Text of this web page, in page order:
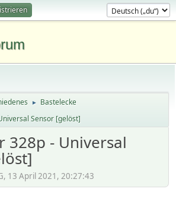
► Bastelecke
Sensor [gelöst]
328p - Universal
13 April 2021, 20:27:43